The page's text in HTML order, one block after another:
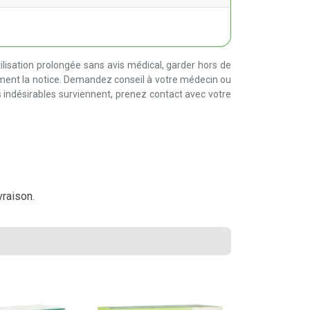
prolongée sans avis médical, garder hors de
la notice. Demandez conseil à votre médecin ou
surviennent, prenez contact avec votre